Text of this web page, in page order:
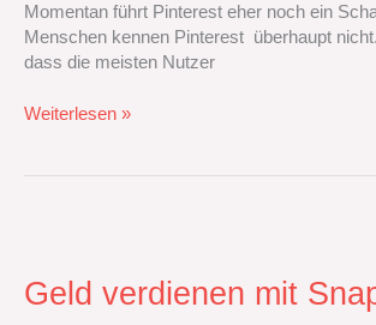
Momentan führt Pinterest eher noch ein
Menschen kennen‭ ‬Pinterest ‭ ‬überhaupt
‬dass die meisten Nutzer
Weiterlesen »
Geld verdienen mit
mit
Snapchat‭